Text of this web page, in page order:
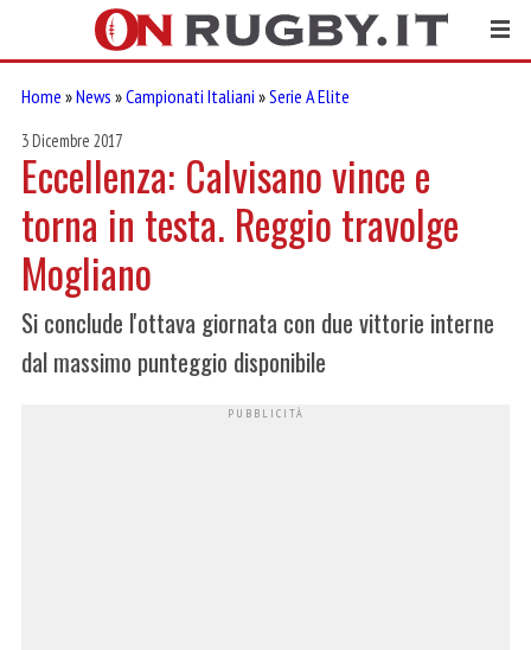
Home »News »Campionati Italiani »Serie A Elite
3 Dicembre 2017
Eccellenza: Calvisano vince e
torna in testa. Reggio travolge
Mogliano
Si conclude l'ottava giornata con due vittorie interne
dal massimo punteggio disponibile